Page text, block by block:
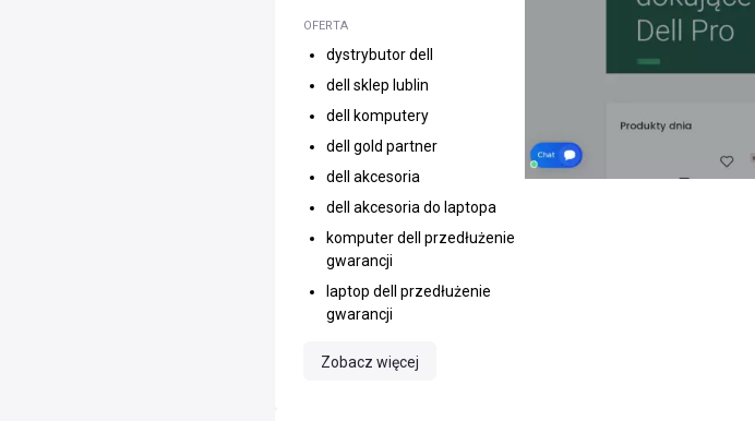
OFERTA
dystrybutor dell
dell sklep lublin
dell komputery
dell gold partner
dell akcesoria
dell akcesoria do laptopa
komputer dell przedłużenie
gwarancji
laptop dell przedłużenie
gwarancji
Zobacz więcej